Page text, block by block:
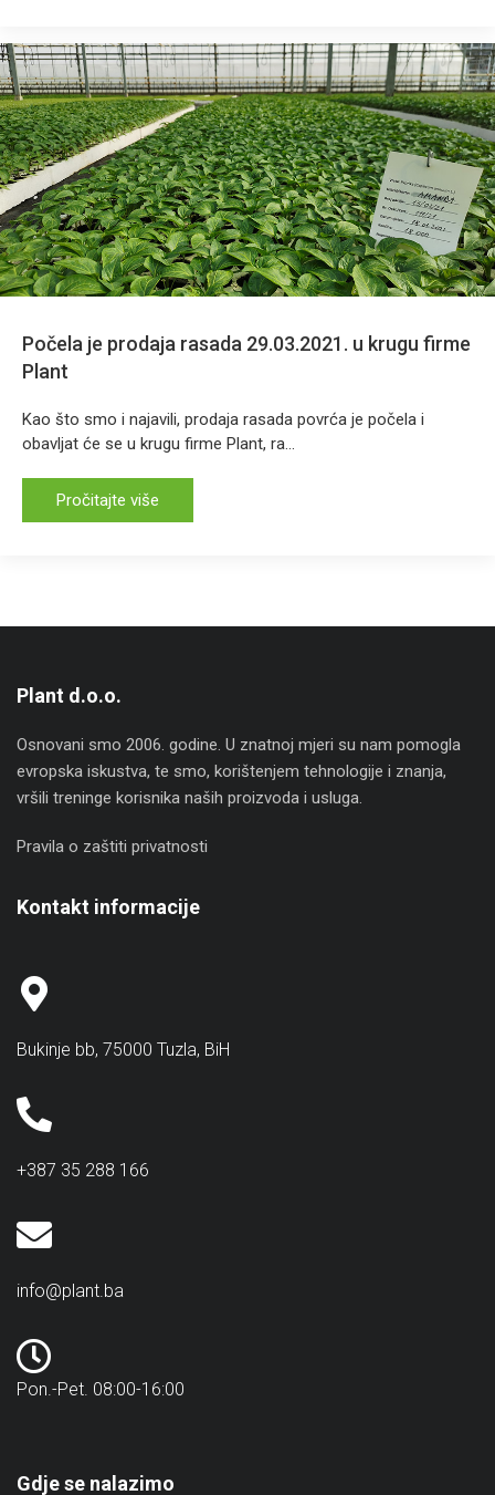
Počela je prodaja rasada 29.03.2021. u krugu firme
Plant
Kao što smo i najavili, prodaja rasada povrća je počela i
obavljat će se u krugu firme Plant, ra...
Pročitajte više
Plant d.o.o.
Osnovani smo 2006. godine. U znatnoj mjeri su nam pomogla
evropska iskustva, te smo, korištenjem tehnologije i znanja,
vršili treninge korisnika naših proizvoda i usluga.
Pravila o zaštiti privatnosti
Kontakt informacije
Bukinje bb, 75000 Tuzla, BiH
+387 35 288 166
info@plant.ba
Pon.-Pet. 08:00-16:00
Gdje se nalazimo